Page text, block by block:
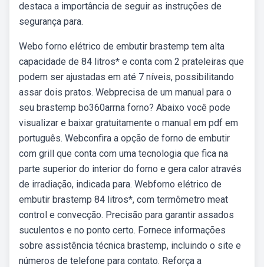
destaca a importância de seguir as instruções de
segurança para.
Webo forno elétrico de embutir brastemp tem alta
capacidade de 84 litros* e conta com 2 prateleiras que
podem ser ajustadas em até 7 níveis, possibilitando
assar dois pratos. Webprecisa de um manual para o
seu brastemp bo360arrna forno? Abaixo você pode
visualizar e baixar gratuitamente o manual em pdf em
português. Webconfira a opção de forno de embutir
com grill que conta com uma tecnologia que fica na
parte superior do interior do forno e gera calor através
de irradiação, indicada para. Webforno elétrico de
embutir brastemp 84 litros*, com termômetro meat
control e convecção. Precisão para garantir assados
suculentos e no ponto certo. Fornece informações
sobre assistência técnica brastemp, incluindo o site e
números de telefone para contato. Reforça a